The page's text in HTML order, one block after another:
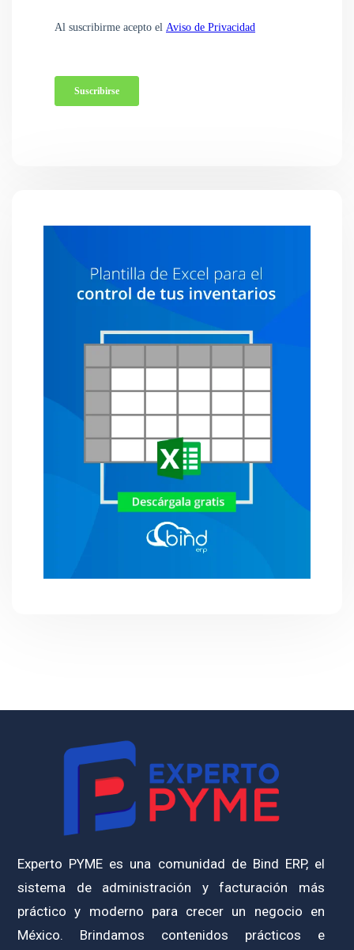
Experto PYME es una comunidad de Bind ERP, el
sistema de administración y facturación más
práctico y moderno para crecer un negocio en
México. Brindamos contenidos prácticos e